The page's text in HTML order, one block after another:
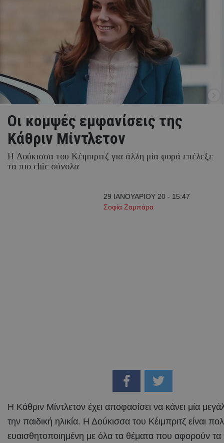
Οι κομψές εμφανίσεις της
Κάθριν Μίντλετον
Η Δούκισσα του Κέιμπριτζ για άλλη μία φορά επέλεξε
τα πιο chic σύνολα
29 ΙΑΝΟΥΑΡΙΟΥ 20 - 15:47
Σοφία Ζαμπάρα
Η Κάθριν Μίντλετον έχει αποφασίσει να κάνει μία
την παιδική ηλικία. Η Δούκισσα του Κέιμπριτζ είναι
ευαισθητοποιημένη με όλα τα θέματα που αφορούν τα